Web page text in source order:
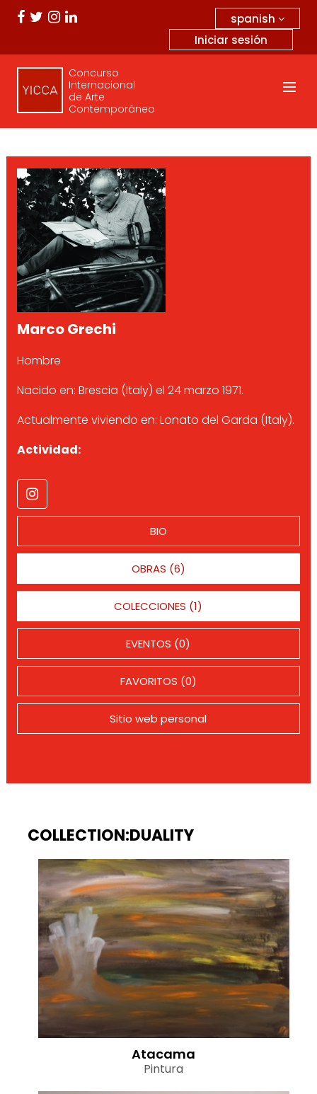
spanish
Iniciar sesión
Concurso
Internacional
de Arte
Contemporáneo
Marco Grechi
Hombre
Nacido en: Brescia (Italy) el 24 marzo 1971.
Actualmente viviendo en: Lonato del Garda (Italy).
Actividad:
BIO
OBRAS (6)
COLECCIONES (1)
EVENTOS (0)
FAVORITOS (0)
Sitio web personal
COLLECTION:DUALITY
Atacama
Pintura